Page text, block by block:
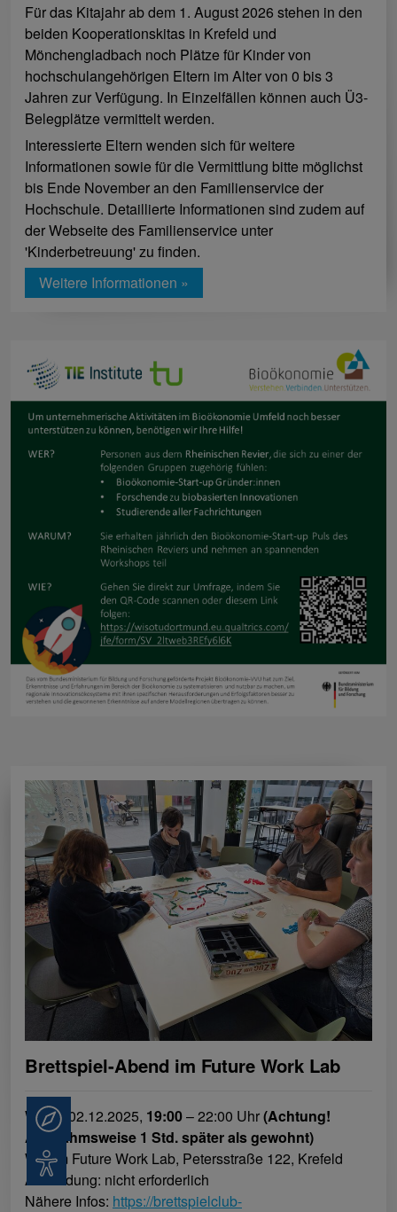
Für das Kitajahr ab dem 1. August 2026 stehen in den
beiden Kooperationskitas in Krefeld und
Mönchengladbach noch Plätze für Kinder von
hochschulangehörigen Eltern im Alter von 0 bis 3
Jahren zur Verfügung. In Einzelfällen können auch Ü3-
Belegplätze vermittelt werden.
Interessierte Eltern wenden sich für weitere
Informationen sowie für die Vermittlung bitte möglichst
bis Ende November an den Familienservice der
Hochschule. Detaillierte Informationen sind zudem auf
der Webseite des Familienservice unter
'Kinderbetreuung' zu finden.
Weitere Informationen »
Brettspiel-Abend im Future Work Lab
Wann: 02.12.2025, 19:00– 22:00 Uhr(Achtung!
Ausnahmsweise 1 Std. später als gewohnt)
Wo: im Future Work Lab, Petersstraße 122, Krefeld
Anmeldung: nicht erforderlich
Nähere Infos: https://brettspielclub-
Beratung
Barrierefreiheit